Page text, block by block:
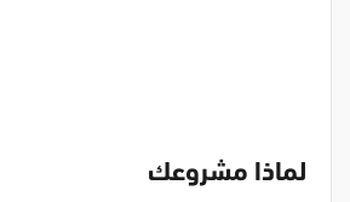
لماذا مشروعك